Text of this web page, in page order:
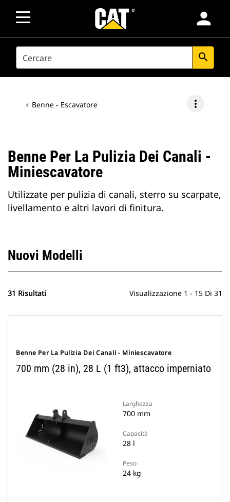
person
SEARCH search
Benne - Escavatore more_vert
Benne Per La Pulizia Dei Canali -
Miniescavatore
Utilizzate per pulizia di canali, sterro su scarpate,
livellamento e altri lavori di finitura.
Nuovi Modelli
31 Risultati Visualizzazione 1 - 15 Di 31
Benne Per La Pulizia Dei Canali - Miniescavatore
700 mm (28 in), 28 L (1 ft3), attacco imperniato
Larghezza
700 mm
Capacità
28 l
Peso
24 kg